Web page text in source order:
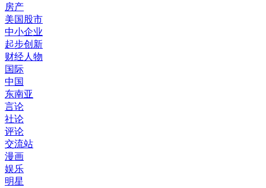
房产
美国股市
中小企业
起步创新
财经人物
国际
中国
东南亚
言论
社论
评论
交流站
漫画
娱乐
明星